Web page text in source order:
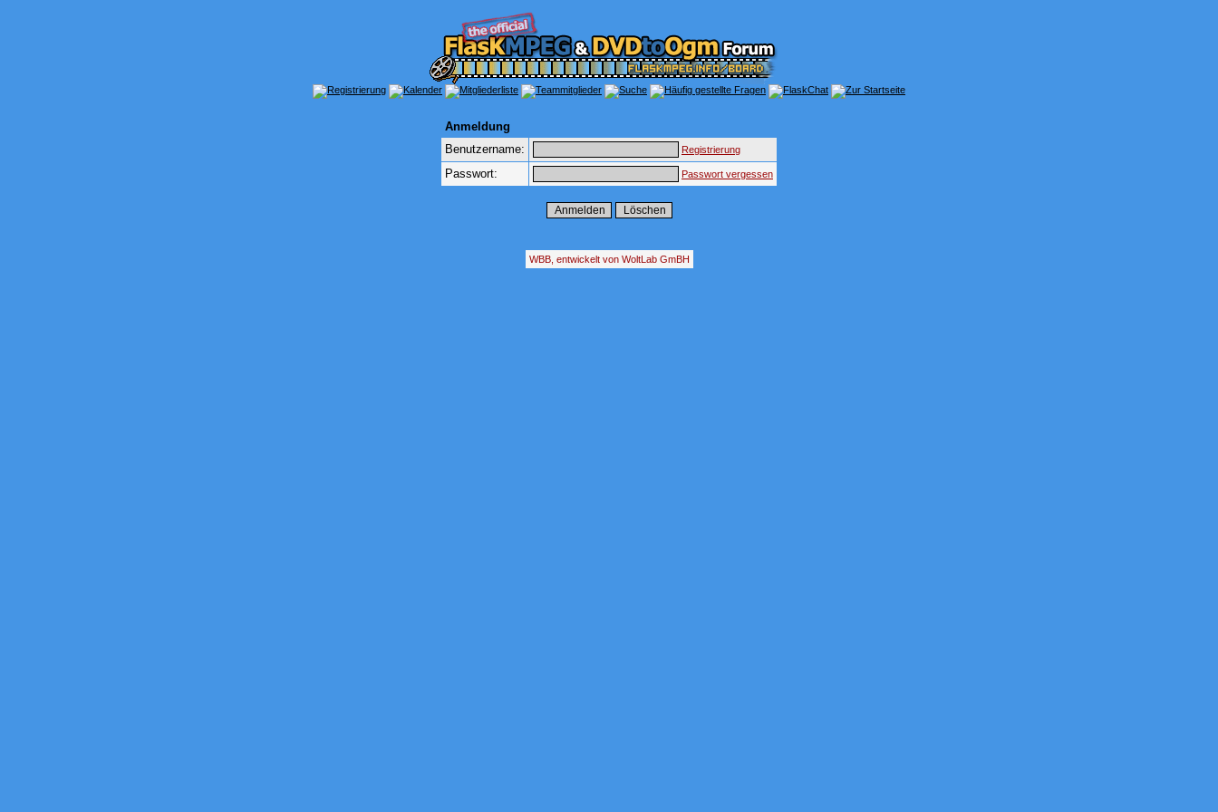
Anmeldung
Benutzername:
Registrierung
Passwort: Passwort vergessen
WBB, entwickelt von WoltLab GmBH